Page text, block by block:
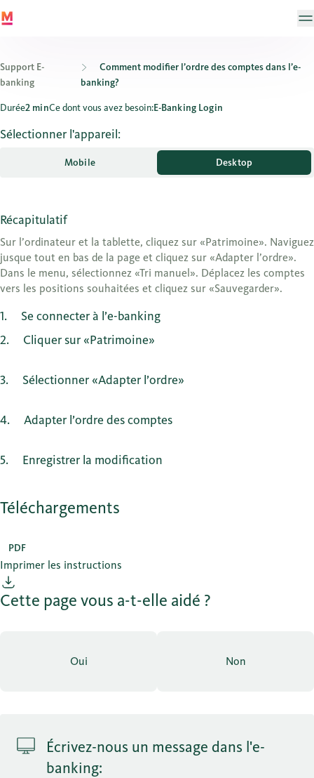
Support E-
banking
Comment modifier l’ordre des comptes dans l’e-
banking?
Comment modifier l’ordre des comptes dans l’e-banking?
Durée2 minCe dont vous avez besoin:E-Banking Login
Sélectionner l'appareil:
Mobile Desktop
Récapitulatif
Sur l’ordinateur et la tablette, cliquez sur «Patrimoine». Naviguez
jusque tout en bas de la page et cliquez sur «Adapter l’ordre».
Dans le menu, sélectionnez «Tri manuel». Déplacez les comptes
vers les positions souhaitées et cliquez sur «Sauvegarder».
1
Se connecter à l’e-banking
2
Cliquer sur «Patrimoine»
3 Sélectionner «Adapter l’ordre»
4 Adapter l’ordre des comptes
5 Enregistrer la modification
Téléchargements
PDF
Imprimer les instructions
Cette page vous a-t-elle aidé ?
Oui Non
Écrivez-nous un message dans l'e-
banking: